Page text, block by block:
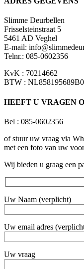
Slimme Deurbellen
Frisselsteinstraat 5
5461 AD Veghel
E-mail:
Telnr.: 085-0602356
KvK : 70214662
BTW :
HEEFT U VRAGEN
Bel : 085-0602356
of stuur uw vraag via
met een foto van uw
Wij bieden u graag een
Uw Naam (verplicht)
Uw email adres
Uw vraag